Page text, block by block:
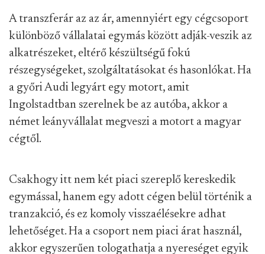
A transzferár az az ár, amennyiért egy cégcsoport
különböző vállalatai egymás között adják-veszik az
alkatrészeket, eltérő készültségű fokú
részegységeket, szolgáltatásokat és hasonlókat. Ha
a győri Audi legyárt egy motort, amit
Ingolstadtban szerelnek be az autóba, akkor a
német leányvállalat megveszi a motort a magyar
cégtől.
Csakhogy itt nem két piaci szereplő kereskedik
egymással, hanem egy adott cégen belül történik a
tranzakció, és ez komoly visszaélésekre adhat
lehetőséget. Ha a csoport nem piaci árat használ,
akkor egyszerűen tologathatja a nyereséget egyik